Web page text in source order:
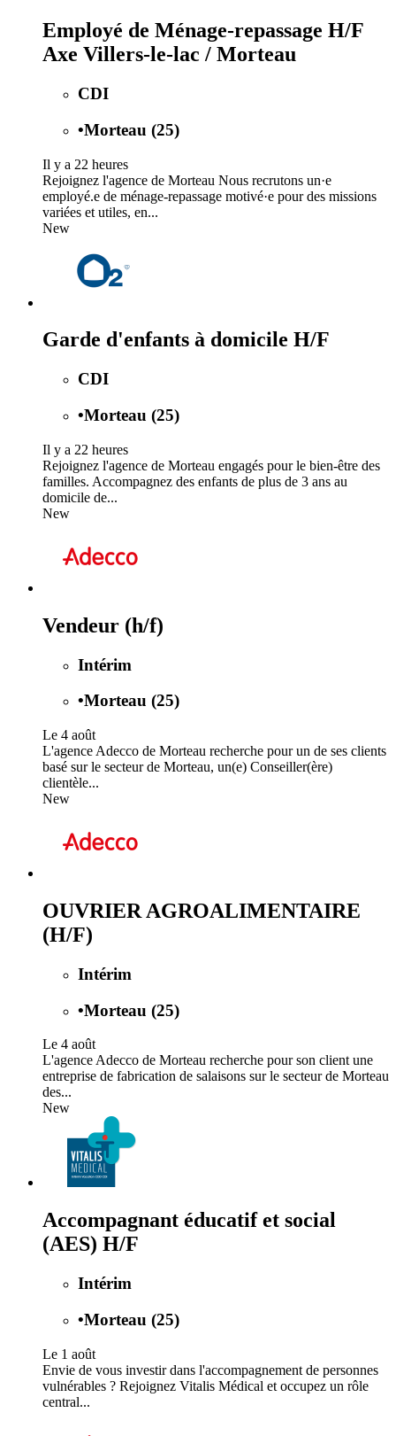
Employé de Ménage-repassage H/F
Axe Villers-le-lac / Morteau
CDI
•Morteau (25)
Il y a 22 heures
Rejoignez l'agence de Morteau Nous recrutons un·e
employé.e de ménage-repassage motivé·e pour des missions
variées et utiles, en...
New
Garde d'enfants à domicile H/F
CDI
•Morteau (25)
Il y a 22 heures
Rejoignez l'agence de Morteau engagés pour le bien-être des
familles. Accompagnez des enfants de plus de 3 ans au
domicile de...
New
Vendeur (h/f)
Intérim
•Morteau (25)
Le 4 août
L'agence Adecco de Morteau recherche pour un de ses clients
basé sur le secteur de Morteau, un(e) Conseiller(ère)
clientèle...
New
OUVRIER AGROALIMENTAIRE
(H/F)
Intérim
•Morteau (25)
Le 4 août
L'agence Adecco de Morteau recherche pour son client une
entreprise de fabrication de salaisons sur le secteur de Morteau
des...
New
Accompagnant éducatif et social
(AES) H/F
Intérim
•Morteau (25)
Le 1 août
Envie de vous investir dans l'accompagnement de personnes
vulnérables ? Rejoignez Vitalis Médical et occupez un rôle
central...